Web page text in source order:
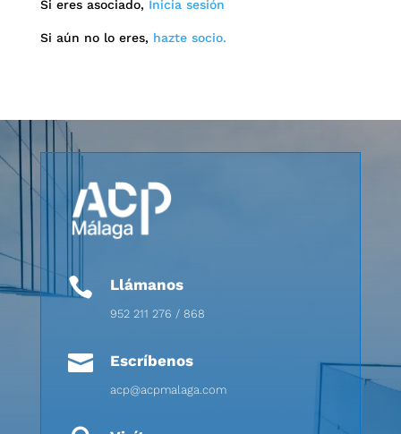
Si eres asociado, Inicia sesión
Si aún no lo eres, hazte socio.
 Llámanos
952 211 276 / 868
 Escríbenos
acp@acpmalaga.com